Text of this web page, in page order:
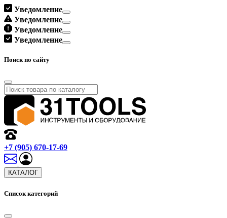
Уведомление
Уведомление
Уведомление
Уведомление
Поиск по сайту
+7 (905) 670-17-69
КАТАЛОГ
Список категорий